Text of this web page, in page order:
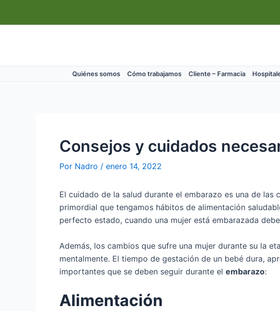
Quiénes somos Cómo trabajamos Cliente – Farmacia
Consejos y cuidados
Por Nadro / enero 14, 2022
El cuidado de la salud durante el embarazo es una de las
primordial que tengamos hábitos de alimentación
perfecto estado, cuando una mujer está embarazada
Además, los cambios que sufre una mujer durante su la
mentalmente. El tiempo de gestación de un bebé dura,
importantes que se deben seguir durante el embarazo:
Alimentación